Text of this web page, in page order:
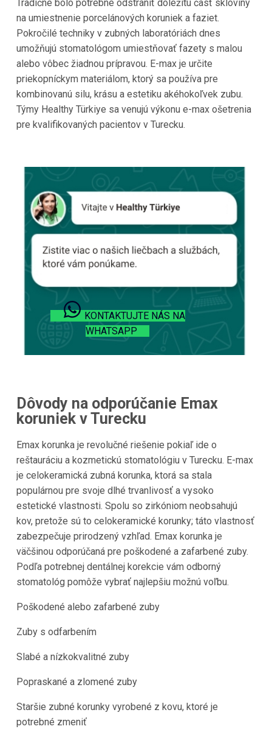
Tradične bolo potrebné odstrániť dôležitú časť skloviny
na umiestnenie porcelánových koruniek a faziet.
Pokročilé techniky v zubných laboratóriách dnes
umožňujú stomatológom umiestňovať fazety s malou
alebo vôbec žiadnou prípravou. E-max je určite
priekopníckym materiálom, ktorý sa používa pre
kombinovanú silu, krásu a estetiku akéhokoľvek zubu.
Týmy Healthy Türkiye sa venujú výkonu e-max ošetrenia
pre kvalifikovaných pacientov v Turecku.
KONTAKTUJTE NÁS NA
WHATSAPP
Dôvody na odporúčanie Emax
koruniek v Turecku
Emax korunka je revolučné riešenie pokiaľ ide o
reštauráciu a kozmetickú stomatológiu v Turecku. E-max
je celokeramická zubná korunka, ktorá sa stala
populárnou pre svoje dlhé trvanlivosť a vysoko
estetické vlastnosti. Spolu so zirkóniom neobsahujú
kov, pretože sú to celokeramické korunky; táto vlastnosť
zabezpečuje prirodzený vzhľad. Emax korunka je
väčšinou odporúčaná pre poškodené a zafarbené zuby.
Podľa potrebnej dentálnej korekcie vám odborný
stomatológ pomôže vybrať najlepšiu možnú voľbu.
Poškodené alebo zafarbené zuby
Zuby s odfarbením
Slabé a nízkokvalitné zuby
Popraskané a zlomené zuby
Staršie zubné korunky vyrobené z kovu, ktoré je
potrebné zmeniť